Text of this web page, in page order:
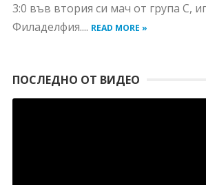
3:0 във втория си мач от група С,
Филаделфия.... READ MORE »
ПОСЛЕДНО ОТ ВИДЕО